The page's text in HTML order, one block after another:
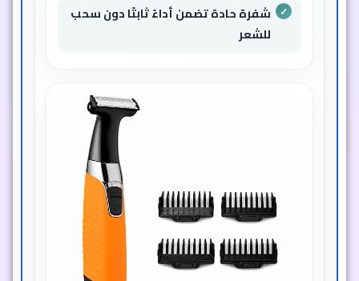
شفرة حادة تضمن أداءً ثابتًا دون سحب
للشعر